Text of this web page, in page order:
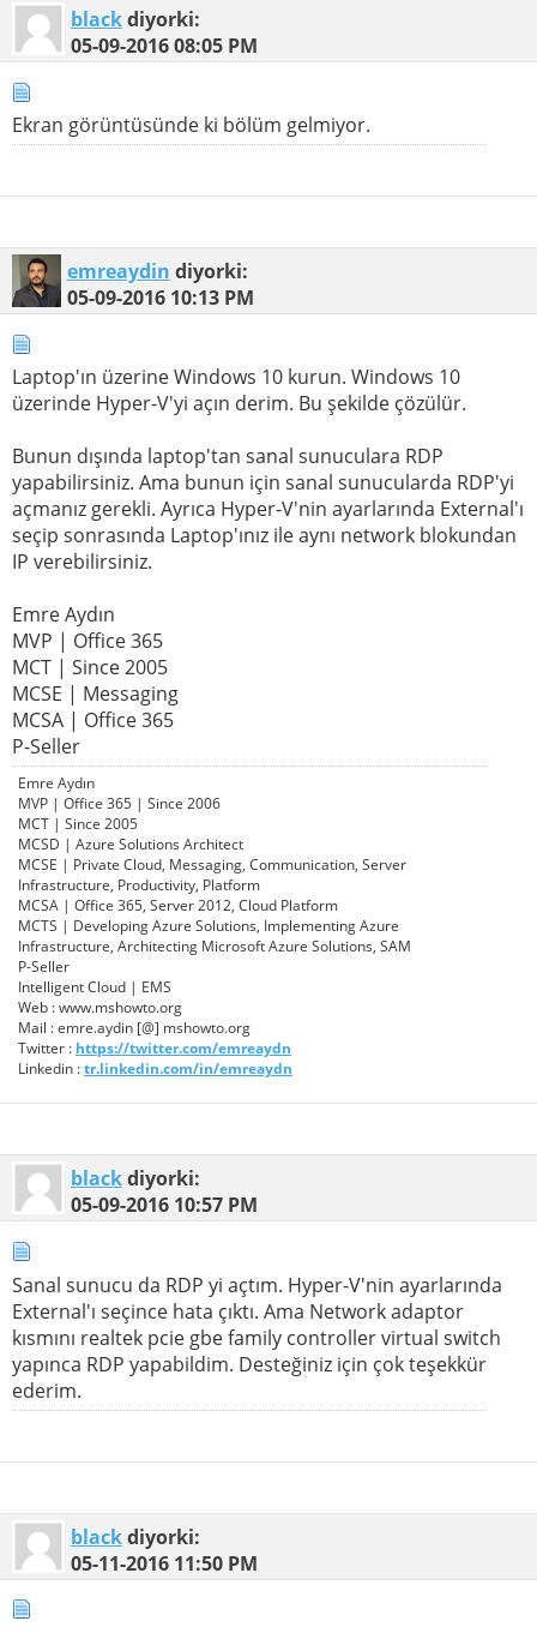
blackdiyorki:
05-09-201608:05 PM
Ekran görüntüsünde ki bölüm gelmiyor.
emreaydin diyorki:
05-09-2016 10:13 PM
Laptop'ın üzerine Windows 10 kurun. Windows 10
üzerinde Hyper-V'yi açın derim. Bu şekilde çözülür.
Bunun dışında laptop'tan sanal sunuculara RDP
yapabilirsiniz. Ama bunun için sanal sunucularda RDP'yi
açmanız gerekli. Ayrıca Hyper-V'nin ayarlarında External'ı
seçip sonrasında Laptop'ınız ile aynı network blokundan
IP verebilirsiniz.
Emre Aydın
MVP | Office 365
MCT | Since 2005
MCSE | Messaging
MCSA | Office 365
P-Seller
Emre Aydın
MVP | Office 365 | Since 2006
MCT | Since 2005
MCSD | Azure Solutions Architect
MCSE | Private Cloud, Messaging, Communication, Server
Infrastructure, Productivity, Platform
MCSA | Office 365, Server 2012, Cloud Platform
MCTS | Developing Azure Solutions, Implementing Azure
Infrastructure, Architecting Microsoft Azure Solutions, SAM
P-Seller
Intelligent Cloud | EMS
Web : www.mshowto.org
Mail : emre.aydin [@] mshowto.org
Twitter : https://twitter.com/emreaydn
Linkedin :tr.linkedin.com/in/emreaydn
blackdiyorki:
05-09-2016 10:57 PM
Sanal sunucu da RDP yi açtım. Hyper-V'nin ayarlarında
External'ı seçince hata çıktı. Ama Network adaptor
kısmını realtek pcie gbe family controller virtual switch
yapınca RDP yapabildim. Desteğiniz için çok teşekkür
ederim.
blackdiyorki:
05-11-2016 11:50 PM